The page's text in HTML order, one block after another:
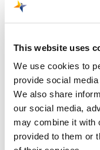
This website uses
We use cookies to
provide social
We also share
our social media,
may combine it with
provided to them or
Recente
Trainingsvlucht 4
Nieuwe AI-primeur
intelligent
Je kunt je nu
Trainingsvlucht 17